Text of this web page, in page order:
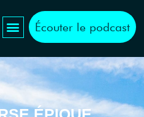
Écouter le podcast